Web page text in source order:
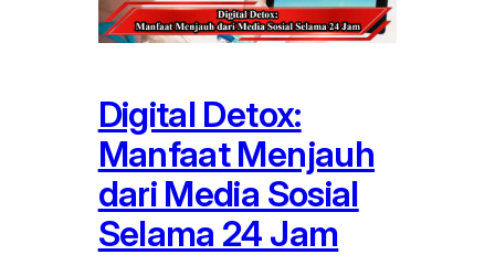
Digital Detox:
Manfaat Menjauh
dari Media Sosial
Selama 24 Jam